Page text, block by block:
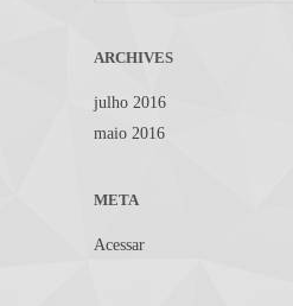
ARCHIVES
julho 2016
maio 2016
META
Acessar